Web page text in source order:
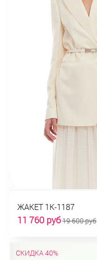
ЖАКЕТ 1К-1187
11 760 руб19 600 руб
СКИДКА 40%